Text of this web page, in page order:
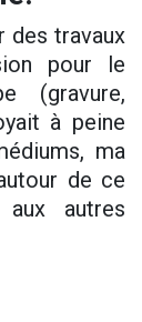
des travaux
pour le
(gravure,
à peine
ma
de ce
autres